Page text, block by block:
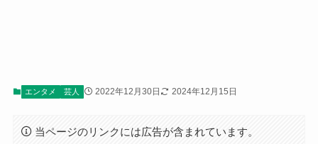
エンタメ 芸人 2022年12月30日 2024年12月15日
当ページのリンクには広告が含まれています。